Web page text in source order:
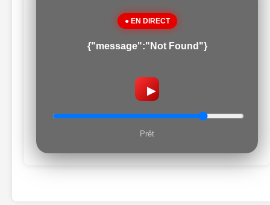
● EN DIRECT
{"message":"Not Found"}
▶
Prêt